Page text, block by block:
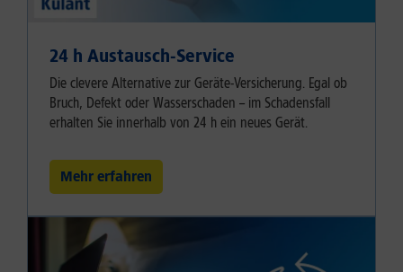
24 h Austausch-Service
Die clevere Alternative zur Geräte-Versicherung. Egal ob
Bruch, Defekt oder Wasserschaden – im Schadensfall
erhalten Sie innerhalb von 24 h ein neues Gerät.
Mehr erfahren